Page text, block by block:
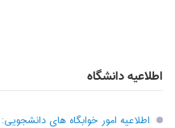
اطلاعیه دانشگاه
اطلاعیه امور خوابگاه های